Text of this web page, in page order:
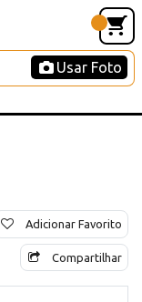
Usar Foto
Adicionar Favorito
Compartilhar